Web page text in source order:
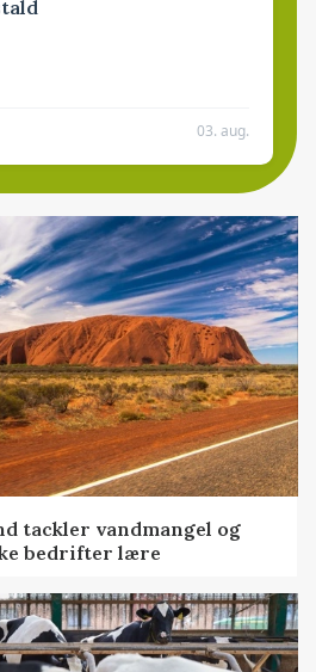
03. aug.
tackler vandmangel og
bedrifter lære